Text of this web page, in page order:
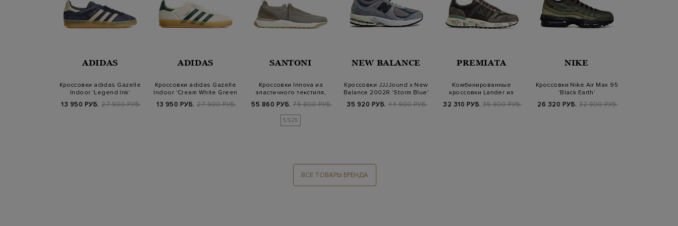
ADIDAS
Кроссовки adidas Gazelle
Indoor 'Legend Ink'
13 950 РУБ. 27 900 РУБ.
ADIDAS
Кроссовки adidas Gazelle
Indoor 'Cream White Green
Gum…
13 950 РУБ. 27 900 РУБ.
SANTONI
Кроссовки Innova из
эластичного текстиля,
нубука и кож…
55 860 РУБ. 79 800 РУБ.
SS25
NEW BALANCE
Кроссовки JJJJound x New
Balance 2002R 'Storm Blue'
35 920 РУБ. 44 900 РУБ.
PREMIATA
Комбинированные
кроссовки Lander из
фактурного текстил…
32 310 РУБ. 35 900 РУБ.
NIKE
Кроссовки Nike Air Max 95
'Black Earth'
26 320 РУБ. 32 900 РУБ.
ВСЕ ТОВАРЫ БРЕНДА